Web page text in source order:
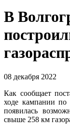
В
08 декабря 2022
Как сообщает
ходе кампании по
появилась
свыше 258 км